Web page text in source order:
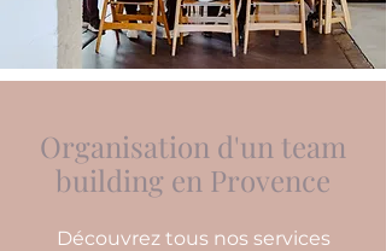
Organisation d'un team
building en Provence
Découvrez tous nos services